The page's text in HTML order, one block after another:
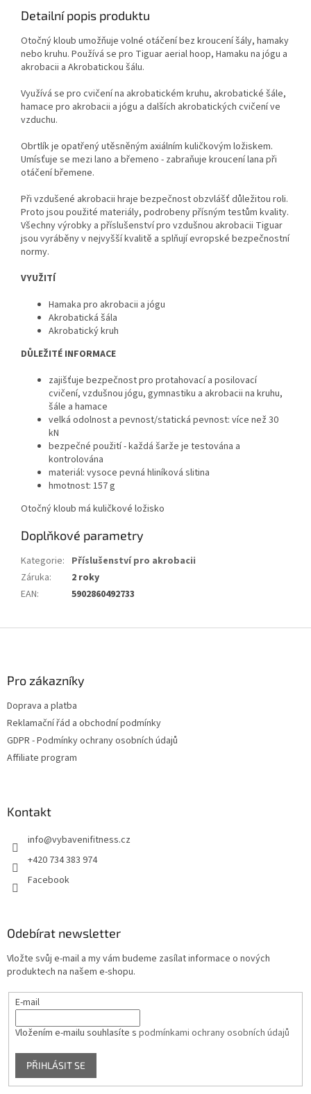
Detailní popis produktu
Otočný kloub umožňuje volné otáčení bez kroucení šály, hamaky
nebo kruhu. Používá se pro Tiguar aerial hoop, Hamaku na jógu a
akrobacii a Akrobatickou šálu.
Využívá se pro cvičení na akrobatickém kruhu, akrobatické šále,
hamace pro akrobacii a jógu a dalších akrobatických cvičení ve
vzduchu.
Obrtlík je opatřený utěsněným axiálním kuličkovým ložiskem.
Umísťuje se mezi lano a břemeno - zabraňuje kroucení lana při
otáčení břemene.
Při vzdušené akrobacii hraje bezpečnost obzvlášť důležitou roli.
Proto jsou použité materiály, podrobeny přísným testům kvality.
Všechny výrobky a příslušenství pro vzdušnou akrobacii Tiguar
jsou vyráběny v nejvyšší kvalitě a splňují evropské bezpečnostní
normy.
VYUŽITÍ
Hamaka pro akrobacii a jógu
Akrobatická šála
Akrobatický kruh
DŮLEŽITÉ INFORMACE
zajišťuje bezpečnost pro protahovací a posilovací
cvičení, vzdušnou jógu, gymnastiku a akrobacii na kruhu,
šále a hamace
velká odolnost a pevnost/statická pevnost: více než 30
kN
bezpečné použití - každá šarže je testována a
kontrolována
materiál: vysoce pevná hliníková slitina
hmotnost: 157 g
Otočný kloub má kuličkové ložisko
Doplňkové parametry
Kategorie: Příslušenství pro akrobacii
Záruka:
2 roky
EAN: 5902860492733
Pro zákazníky
Doprava a platba
Reklamační řád a obchodní podmínky
GDPR - Podmínky ochrany osobních údajů
Affiliate program
Kontakt
info@vybavenifitness.cz
+420 734 383 974
Facebook
Odebírat newsletter
Vložte svůj e-mail a my vám budeme zasílat informace o nových
produktech na našem e-shopu.
E-mail
Vložením e-mailu souhlasíte s podmínkami ochrany osobních údajů
PŘIHLÁSIT SE